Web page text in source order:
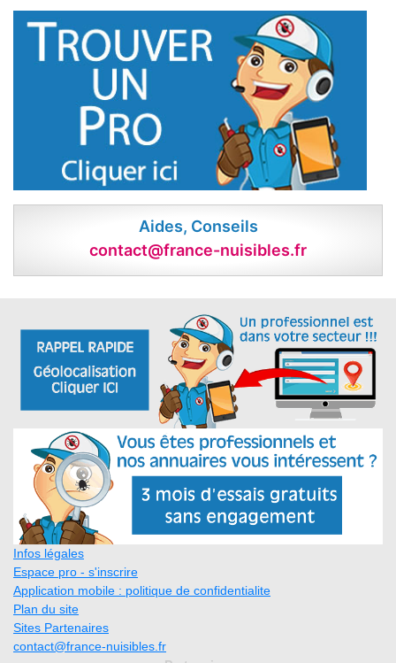
Aides, Conseils
contact@france-nuisibles.fr
Infos légales
Espace pro - s'inscrire
Application mobile : politique de confidentialite
Plan du site
Sites Partenaires
contact@france-nuisibles.fr